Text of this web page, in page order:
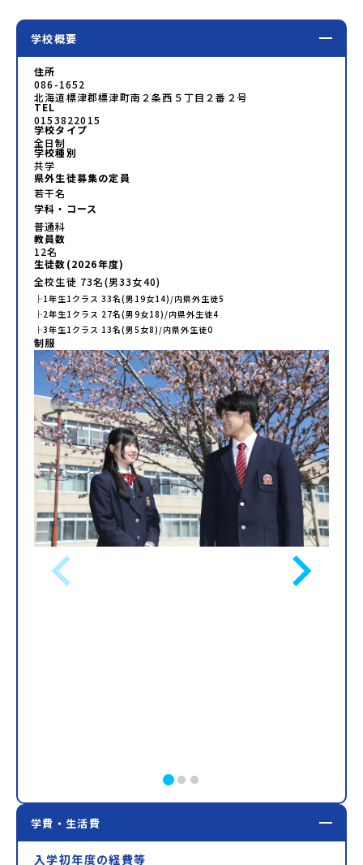
学校概要
住所
086-1652
北海道標津郡標津町南２条西５丁目２番２号
TEL
0153822015
学校タイプ
全日制
学校種別
共学
県外生徒募集の定員
若干名
学科・コース
普通科
教員数
12名
生徒数(2026年度)
全校生徒 73名(男33女40)
├1年生1 クラス 33名(男 19女14)/内県外生徒5
├2年生1 クラス 27名(男9女18)/内県外生徒4
├3年生1 クラス 13名(男5 女8)/内県外生徒0
制服
学費・生活費
入学初年度の経費等